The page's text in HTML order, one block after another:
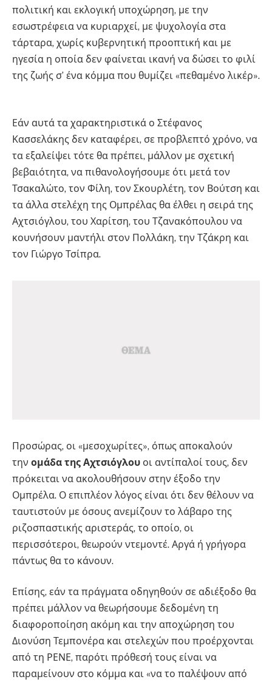
πολιτική και εκλογική υποχώρηση, με την
εσωστρέφεια να κυριαρχεί, με ψυχολογία στα
τάρταρα, χωρίς κυβερνητική προοπτική και με
ηγεσία η οποία δεν φαίνεται ικανή να δώσει το φιλί
της ζωής σ’ ένα κόμμα που θυμίζει «πεθαμένο λικέρ».
Εάν αυτά τα χαρακτηριστικά ο Στέφανος
Κασσελάκης δεν καταφέρει, σε προβλεπτό χρόνο, να
τα εξαλείψει τότε θα πρέπει, μάλλον με σχετική
βεβαιότητα, να πιθανολογήσουμε ότι μετά τον
Τσακαλώτο, τον Φίλη, τον Σκουρλέτη, τον Βούτση και
τα άλλα στελέχη της Ομπρέλας θα έλθει η σειρά της
Αχτσιόγλου, του Χαρίτση, του Τζανακόπουλου να
κουνήσουν μαντήλι στον Πολλάκη, την Τζάκρη και
τον Γιώργο Τσίπρα.
Προσώρας, οι «μεσοχωρίτες», όπως αποκαλούν
την ομάδα της Αχτσιόγλου οι αντίπαλοί τους, δεν
πρόκειται να ακολουθήσουν στην έξοδο την
Ομπρέλα. Ο επιπλέον λόγος είναι ότι δεν θέλουν να
ταυτιστούν με όσους ανεμίζουν το λάβαρο της
ριζοσπαστικής αριστεράς, το οποίο, οι
περισσότεροι, θεωρούν ντεμοντέ. Αργά ή γρήγορα
πάντως θα το κάνουν.
Επίσης, εάν τα πράγματα οδηγηθούν σε αδιέξοδο θα
πρέπει μάλλον να θεωρήσουμε δεδομένη τη
διαφοροποίηση ακόμη και την αποχώρηση του
Διονύση Τεμπονέρα και στελεχών που προέρχονται
από τη ΡΕΝΕ, παρότι πρόθεσή τους είναι να
παραμείνουν στο κόμμα και «να το παλέψουν από